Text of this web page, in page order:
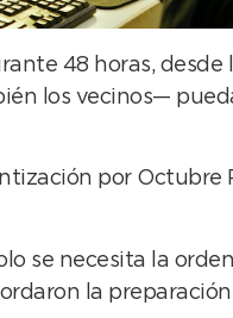
48 horas, desde
los vecinos—
por Octubre
se necesita la
la